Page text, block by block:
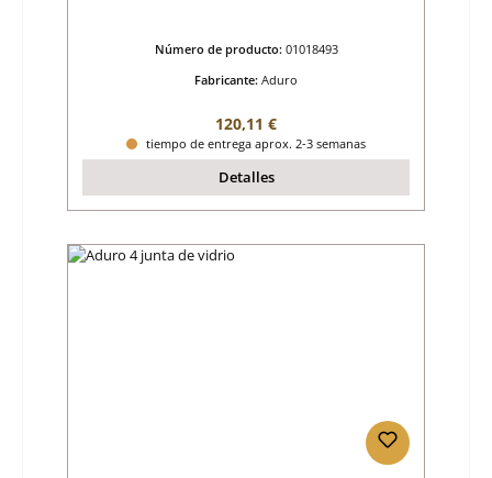
Número de producto: 01018493
Fabricante: Aduro
Precio normal:
120,11 €
tiempo de entrega aprox. 2-3 semanas
Detalles